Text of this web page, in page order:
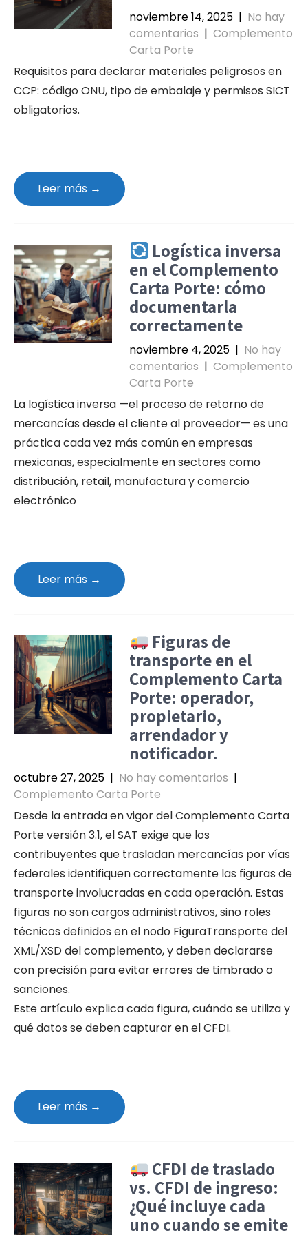
noviembre 14, 2025 | No hay
comentarios | Complemento
Carta Porte
Requisitos para declarar materiales peligrosos en
CCP: código ONU, tipo de embalaje y permisos SICT
obligatorios.
Leer más →
Logística inversa
en el Complemento
Carta Porte: cómo
documentarla
correctamente
noviembre 4, 2025 | No hay
comentarios | Complemento
Carta Porte
La logística inversa —el proceso de retorno de
mercancías desde el cliente al proveedor— es una
práctica cada vez más común en empresas
mexicanas, especialmente en sectores como
distribución, retail, manufactura y comercio
electrónico
Leer más →
Figuras de
transporte en el
Complemento Carta
Porte: operador,
propietario,
arrendador y
notificador.
octubre 27, 2025 | No hay comentarios |
Complemento Carta Porte
Desde la entrada en vigor del Complemento Carta
Porte versión 3.1, el SAT exige que los
contribuyentes que trasladan mercancías por vías
federales identifiquen correctamente las figuras de
transporte involucradas en cada operación. Estas
figuras no son cargos administrativos, sino roles
técnicos definidos en el nodo FiguraTransporte del
XML/XSD del complemento, y deben declararse
con precisión para evitar errores de timbrado o
sanciones.
Este artículo explica cada figura, cuándo se utiliza y
qué datos se deben capturar en el CFDI.
Leer más →
CFDI de traslado
vs. CFDI de ingreso:
¿Qué incluye cada
uno cuando se emite